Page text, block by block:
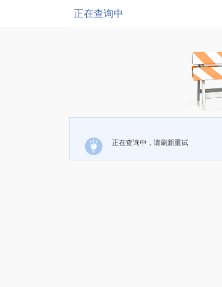
正在查询中
正在查询中，请刷新重试